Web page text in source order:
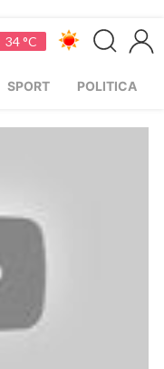
34 °C
SPORT POLITICA